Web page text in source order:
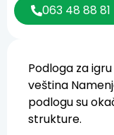
Podloga za
veština
podlogu su
strukture.
063 48 88 81